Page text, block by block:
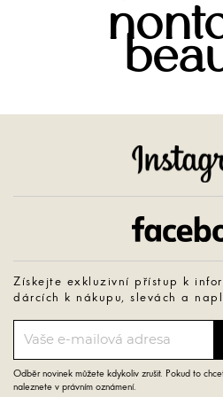
Získejte exkluzivní přístup k
dárcích k nákupu, slevách a
Odběr novinek můžete kdykoliv zrušit. Pokud to
naleznete v právním oznámení.